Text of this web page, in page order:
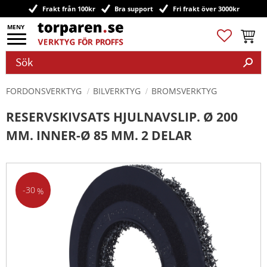
Meny
Frakt från 100kr Bra support Fri frakt över 3000kr
Favoriter
FORDONSVERKTYG BILVERKTYG BROMSVERKTYG
RESERVSKIVSATS HJULNAVSLIP. Ø 200
MM. INNER-Ø 85 MM. 2 DELAR
30%